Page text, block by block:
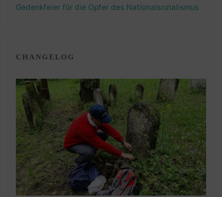
Gedenkfeier für die Opfer des Nationalsozialismus
CHANGELOG